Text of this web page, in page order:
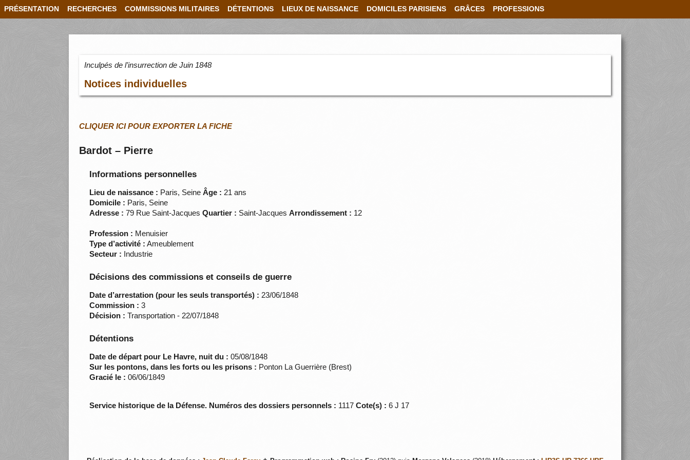
PRÉSENTATION RECHERCHES COMMISSIONS MILITAIRES DÉTENTIONS LIEUX DE NAISSANCE DOMICILES PARISIENS GRÂCES PROFESSIONS
Inculpés de l’insurrection de Juin 1848
Notices individuelles
CLIQUER ICI POUR EXPORTER LA FICHE
Bardot – Pierre
Informations personnelles
Lieu de naissance : Paris, Seine Âge : 21 ans
Domicile : Paris, Seine
Adresse : 79 Rue Saint-JacquesQuartier : Saint-JacquesArrondissement : 12
Profession : Menuisier
Type d’activité : Ameublement
Secteur : Industrie
Décisions des commissions et conseils de guerre
Date d’arrestation (pour les seuls transportés) : 23/06/1848
Commission : 3
Décision : Transportation - 22/07/1848
Détentions
Date de départ pour Le Havre, nuit du : 05/08/1848
Sur les pontons, dans les forts ou les prisons : Ponton La Guerrière (Brest)
Gracié le : 06/06/1849
Service historique de la Défense. Numéros des dossiers personnels : 1117Cote(s) : 6 J 17